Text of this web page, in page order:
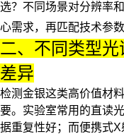
选？不同场景对分辨率
心需求，再匹配技术参数
二、不同类型
差异
检测金银这类高价值材
要。实验室常用的直读
据重复性好；而便携式X